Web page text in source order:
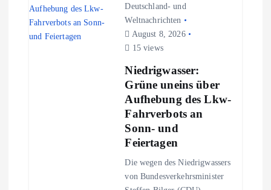
n
a
Deutschland- und
Weltnachrichten
August 8, 2026
15 views
Niedrigwasser:
Grüne uneins über
Aufhebung des Lkw-
Fahrverbots an
Sonn- und
Feiertagen
Die wegen des Niedrigwassers
von Bundesverkehrsminister